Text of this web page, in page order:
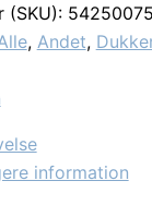
(SKU):
, Andet,
information